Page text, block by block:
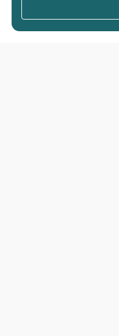
Compartir
Apartamentos nuevos